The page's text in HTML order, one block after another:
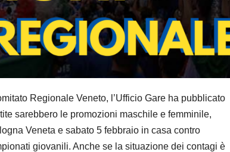
Regionale Veneto, l’Ufficio Gare ha pubblicato
sarebbero le promozioni maschile e femminile,
Veneta e sabato 5 febbraio in casa contro
giovanili. Anche se la situazione dei contagi è